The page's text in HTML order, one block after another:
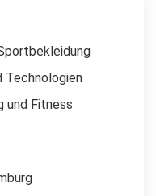
Technologien
und Fitness